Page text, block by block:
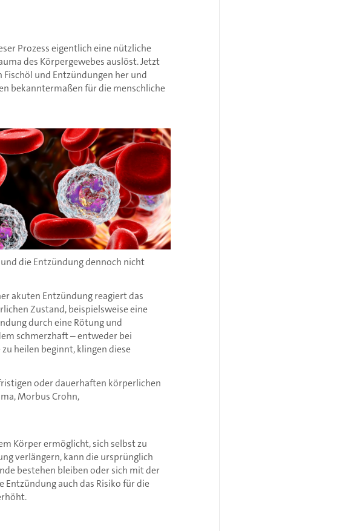
Prozess eigentlich eine nützliche
des Körpergewebes auslöst. Jetzt
und Entzündungen her und
bekanntermaßen für die menschliche
die Entzündung dennoch nicht
akuten Entzündung reagiert das
Zustand, beispielsweise eine
durch eine Rötung und
schmerzhaft – entweder bei
heilen beginnt, klingen diese
oder dauerhaften körperlichen
Morbus Crohn,
Körper ermöglicht, sich selbst zu
verlängern, kann die ursprünglich
bestehen bleiben oder sich mit der
auch das Risiko für die